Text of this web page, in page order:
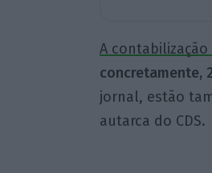
A
concretamente,
jornal, estão
autarca do CDS.